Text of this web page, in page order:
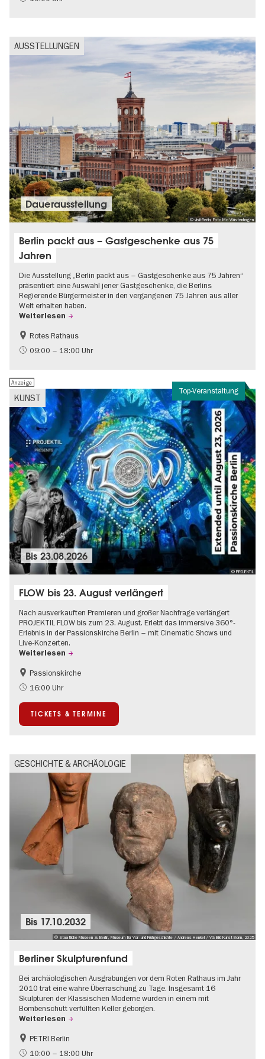
AUSSTELLUNGEN
© visitBerlin, Foto Mo Wüstenhagen
Dauer­aus­stel­lung
Berlin packt aus – Gastgeschenke aus 75
Jahren
Die Ausstellung „Berlin packt aus – Gastgeschenke aus 75 Jahren“
präsentiert eine Auswahl jener Gastgeschenke, die Berlins
Regierende Bürgermeister in den vergangenen 75 Jahren aus aller
Welt erhalten haben.
Weiterlesen
Geschichte
Gratis
Rotes Rathaus
09:00 – 18:00 Uhr
Top-Veranstaltung
KUNST
Anzeige
© PROJEKTIL
Bis23.08.2026
FLOW bis 23. August verlängert
Nach ausverkauften Premieren und großer Nachfrage verlängert
PROJEKTIL FLOW bis zum 23. August. Erlebt das immersive 360°-
Erlebnis in der Passionskirche Berlin – mit Cinematic Shows und
Live-Konzerten.
Weiterlesen
Barrierefrei
Kultursommer
Passionskirche
16:00 Uhr
TICKETS & TERMINE
GESCHICHTE & ARCHÄOLOGIE
© Staatliche Museen zu Berlin, Museum für Vor- und Frühgeschichte / Andreas Henkel / VG Bild-Kunst Bonn, 2025
Bis 17.10.2032
Berliner Skulpturenfund
Bei archäologischen Ausgrabungen vor dem Roten Rathaus im Jahr
2010 trat eine wahre Überraschung zu Tage. Insgesamt 16
Skulpturen der Klassischen Moderne wurden in einem mit
Bombenschutt verfüllten Keller geborgen.
Weiterlesen
NS-Geschichte
PETRI Berlin
10:00 – 18:00 Uhr